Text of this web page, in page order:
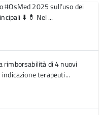
#OsMed 2025 sull’uso dei
⬇️ 💊 Nel ...
rimborsabilità di 4 nuovi
terapeuti...